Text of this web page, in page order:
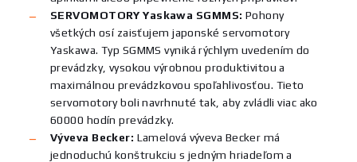
SERVOMOTORY Yaskawa SGMMS: Pohony
všetkých osí zaisťujem japonské servomotory
Yaskawa. Typ SGMMS vyniká rýchlym uvedením do
prevádzky, vysokou výrobnou produktivitou a
maximálnou prevádzkovou spoľahlivosťou. Tieto
servomotory boli navrhnuté tak, aby zvládli viac ako
60000 hodín prevádzky.
Výveva Becker: Lamelová výveva Becker má
jednoduchú konštrukciu s jedným hriadeľom a